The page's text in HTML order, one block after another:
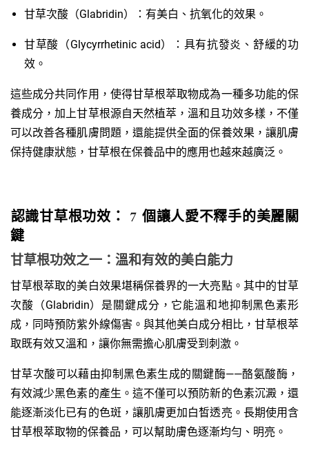
甘草次酸（Glabridin）：有美白、抗氧化的效果。
甘草酸（Glycyrrhetinic acid）：具有抗發炎、舒緩的功
效。
這些成分共同作用，使得甘草根萃取物成為一種多功能的保
養成分，加上甘草根源自天然植萃，溫和且功效多樣，不僅
可以改善各種肌膚問題，還能提供全面的保養效果，讓肌膚
保持健康狀態，甘草根在保養品中的應用也越來越廣泛。
認識甘草根功效： 7 個讓人愛不釋手的美麗關
鍵
甘草根功效之一：溫和有效的美白能力
甘草根萃取的美白效果堪稱保養界的一大亮點。其中的甘草
次酸（Glabridin）是關鍵成分，它能溫和地抑制黑色素形
成，同時預防紫外線傷害。與其他美白成分相比，甘草根萃
取既有效又溫和，讓你無需擔心肌膚受到刺激。
甘草次酸可以藉由抑制黑色素生成的關鍵酶——酪氨酸酶，
有效減少黑色素的產生。這不僅可以預防新的色素沉澱，還
能逐漸淡化已有的色斑，讓肌膚更加白皙透亮。長期使用含
甘草根萃取物的保養品，可以幫助膚色逐漸均勻、明亮。